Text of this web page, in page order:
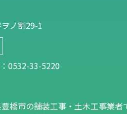
ノ割29-1
0532-33-5220
橋市の舗装工事・土木工事業